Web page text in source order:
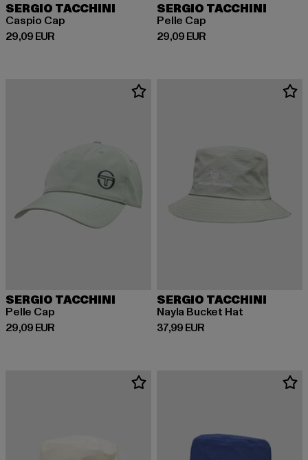
SERGIO TACCHINI
Caspio Cap
29,09 EUR
Derzeitiger Preis: 29,09 EUR
SERGIO TACCHINI
Pelle Cap
29,09 EUR
Derzeitiger Preis: 29,09 EUR
SERGIO TACCHINI
Pelle Cap
29,09 EUR
Derzeitiger Preis: 29,09 EUR
SERGIO TACCHINI
Nayla Bucket Hat
37,99 EUR
Derzeitiger Preis: 37,99 EUR